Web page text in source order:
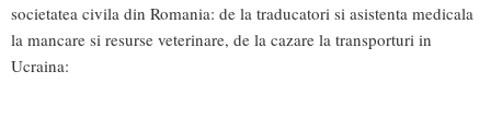
societatea civila din Romania: de la traducatori si asistenta medicala
la mancare si resurse veterinare, de la cazare la transporturi in
Ucraina: